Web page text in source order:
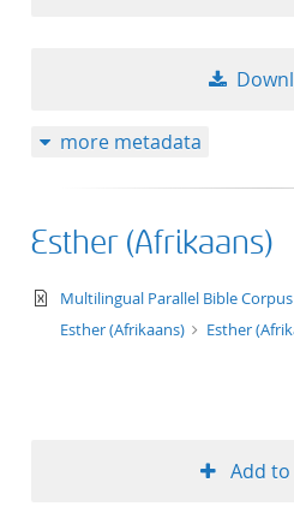
more metadata
Esther (Afrikaans)
text/xml
Multilingual Parallel Bible Corpus
Esther (Afrikaans)
Esther
Add